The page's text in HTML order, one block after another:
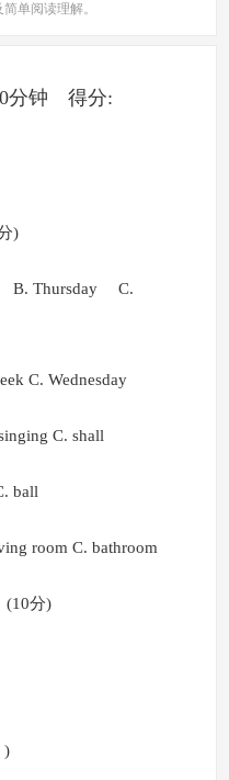
单阅读理解。
:60分钟 得分:
)
Thursday C.
C. Wednesday
C. shall
ball
room C. bathroom
(10分)
)